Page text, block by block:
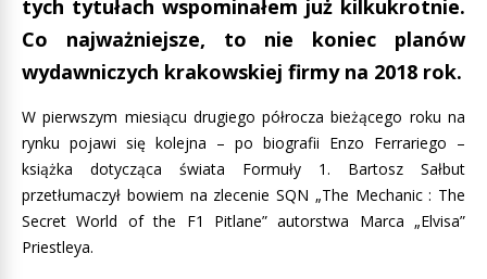
tych tytułach wspominałem już kilkukrotnie.
Co najważniejsze, to nie koniec planów
wydawniczych krakowskiej firmy na 2018 rok.
W pierwszym miesiącu drugiego półrocza bieżącego roku na
rynku pojawi się kolejna – po biografii Enzo Ferrariego –
książka dotycząca świata Formuły 1. Bartosz Sałbut
przetłumaczył bowiem na zlecenie SQN „The Mechanic : The
Secret World of the F1 Pitlane” autorstwa Marca „Elvisa”
Priestleya.